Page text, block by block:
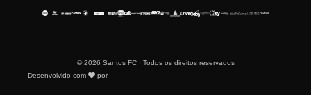
© 2026 Santos FC · Todos os direitos reservados
Desenvolvido com
por